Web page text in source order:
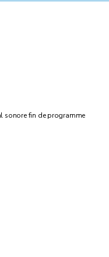
sonore fin de programme